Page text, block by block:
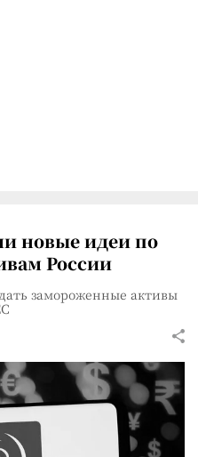
новые идеи по
России
замороженные активы